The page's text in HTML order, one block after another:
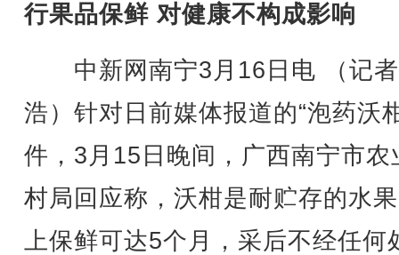
行果品保鲜 对健康不构成影响
中新网南宁3月16日电 （记
浩）针对日前媒体报道的“泡药沃
件，3月15日晚间，广西南宁市农
村局回应称，沃柑是耐贮存的水
上保鲜可达5个月，采后不经任何